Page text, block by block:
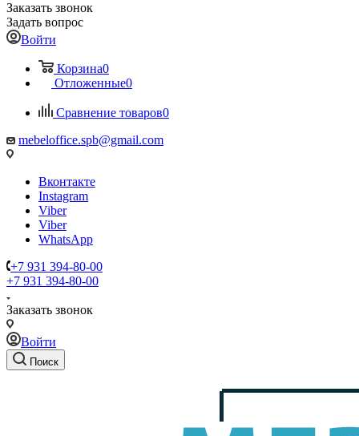
Заказать звонок
Задать вопрос
Войти
Корзина0
Отложенные0
Сравнение товаров0
mebeloffice.spb@gmail.com
Вконтакте
Instagram
Viber
Viber
WhatsApp
+7 931 394-80-00
+7 931 394-80-00
Заказать звонок
Войти
Поиск